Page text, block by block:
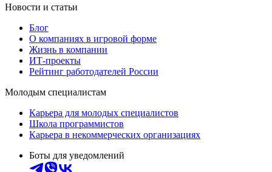
Новости и статьи
Блог
О компаниях в игровой форме
Жизнь в компании
ИТ-проекты
Рейтинг работодателей России
Молодым специалистам
Карьера для молодых специалистов
Школа программистов
Карьера в некоммерческих организациях
Боты для уведомлений